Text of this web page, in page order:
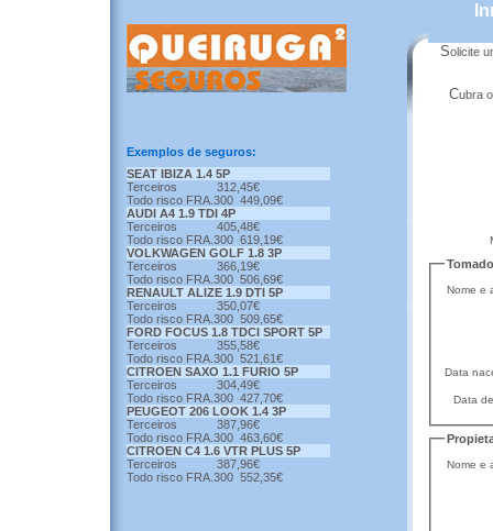
Exemplos de seguros:
SEAT IBIZA 1.4 5P
Terceiros 312,45€
Todo risco FRA.300 449,09€
AUDI A4 1.9 TDI 4P
Terceiros 405,48€
Todo risco FRA.300 619,19€
VOLKWAGEN GOLF 1.8 3P
Terceiros 366,19€
Todo risco FRA.300 506,69€
RENAULT ALIZE 1.9 DTI 5P
Terceiros 350,07€
Todo risco FRA.300 509,65€
FORD FOCUS 1.8 TDCI SPORT 5P
Terceiros 355,58€
Todo risco FRA.300 521,61€
CITROEN SAXO 1.1 FURIO 5P
Terceiros 304,49€
Todo risco FRA.300 427,70€
PEUGEOT 206 LOOK 1.4 3P
Terceiros 387,96€
Todo risco FRA.300 463,60€
CITROEN C4 1.6 VTR PLUS 5P
Terceiros 387,96€
Todo risco FRA.300 552,35€
Solicite
Cubra
Nome e
Data
Data
Nome e